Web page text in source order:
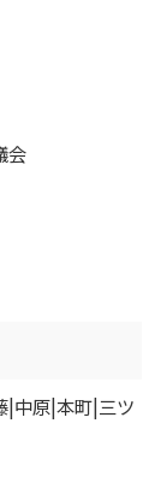
会
|中原|本町|三ツ